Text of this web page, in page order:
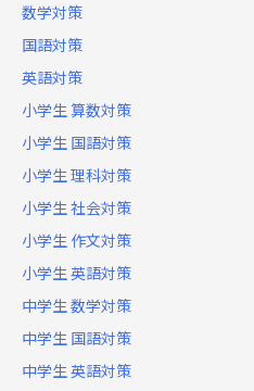
数学対策
国語対策
英語対策
小学生 算数対策
小学生 国語対策
小学生 理科対策
小学生 社会対策
小学生 作文対策
小学生 英語対策
中学生 数学対策
中学生 国語対策
中学生 英語対策